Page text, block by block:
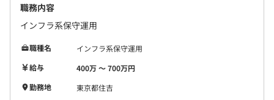
職務内容
インフラ系保守運用
職種名
インフラ系保守運用
給与
400万 〜 700万円
勤務地
東京都住吉